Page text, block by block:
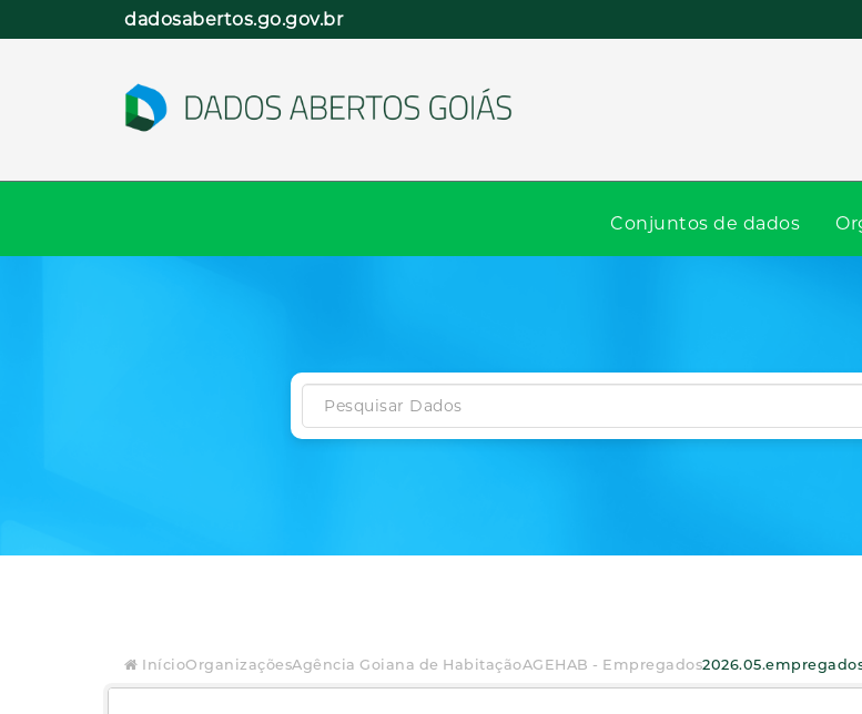
dadosabertos.go.gov.br
Conjuntos de dados
InícioOrganizaçõesAgência Goiana de HabitaçãoAGEHAB - Empregados